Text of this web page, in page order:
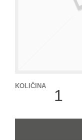
KOLIČINA